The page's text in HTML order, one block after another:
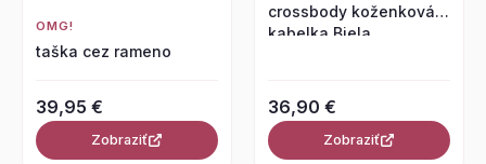
OMG!
taška cez rameno
39,95 €
Zobraziť
crossbody koženková
kabelka Biela
36,90 €
Zobraziť